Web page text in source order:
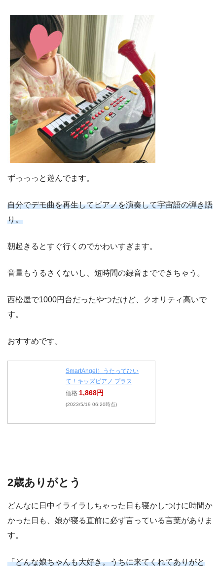
ずっっっと遊んでます。
自分でデモ曲を再生してピアノを演奏して宇宙語の弾き語
り。
朝起きるとすぐ行くのでかわいすぎます。
音量もうるさくないし、短時間の録音までできちゃう。
西松屋で1000円台だったやつだけど、クオリティ高いで
す。
おすすめです。
SmartAngel）うたってひい
て！キッズピアノ プラス
価格:1,868円
(2023/5/19 06:20時点)
2歳ありがとう
どんなに日中イライラしちゃった日も寝かしつけに時間か
かった日も、娘が寝る直前に必ず言っている言葉がありま
す。
「どんな娘ちゃんも大好き。うちに来てくれてありがと